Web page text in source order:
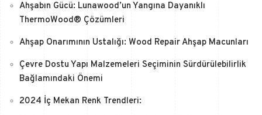
Ahşabın Gücü: Lunawood’un Yangına Dayanıklı
ThermoWood® Çözümleri
Ahşap Onarımının Ustalığı: Wood Repair Ahşap Macunları
Çevre Dostu Yapı Malzemeleri Seçiminin Sürdürülebilirlik
Bağlamındaki Önemi
2024 İç Mekan Renk Trendleri: